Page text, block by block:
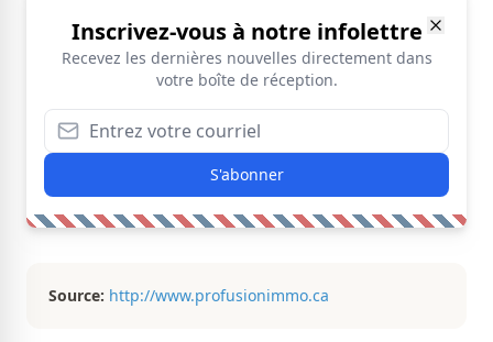
Inscrivez-vous à notre infolettre
Recevez les dernières nouvelles directement dans
votre boîte de réception.
S'abonner
Source: http://www.profusionimmo.ca